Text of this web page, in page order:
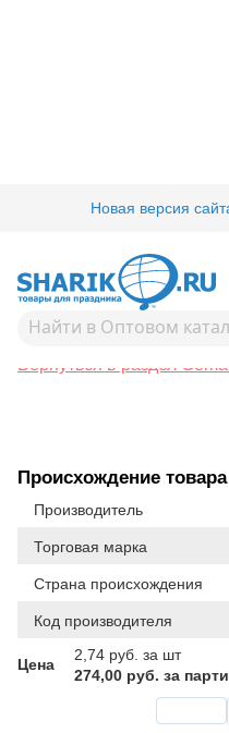
Новая версия
Товары для
Пастель Powder Pink
1102-3060И 5"/107
Вернуться в раздел
Происхождение товара
Производитель
Торговая марка
Страна происхождения
Код производителя
Цена
2,74 руб. за шт
274,00 руб. за